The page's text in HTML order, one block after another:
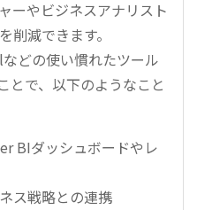
ーやビジネスアナリスト
削減できます。
どの使い慣れたツール
で、以下のようなこと
BIダッシュボードやレ
ス戦略との連携